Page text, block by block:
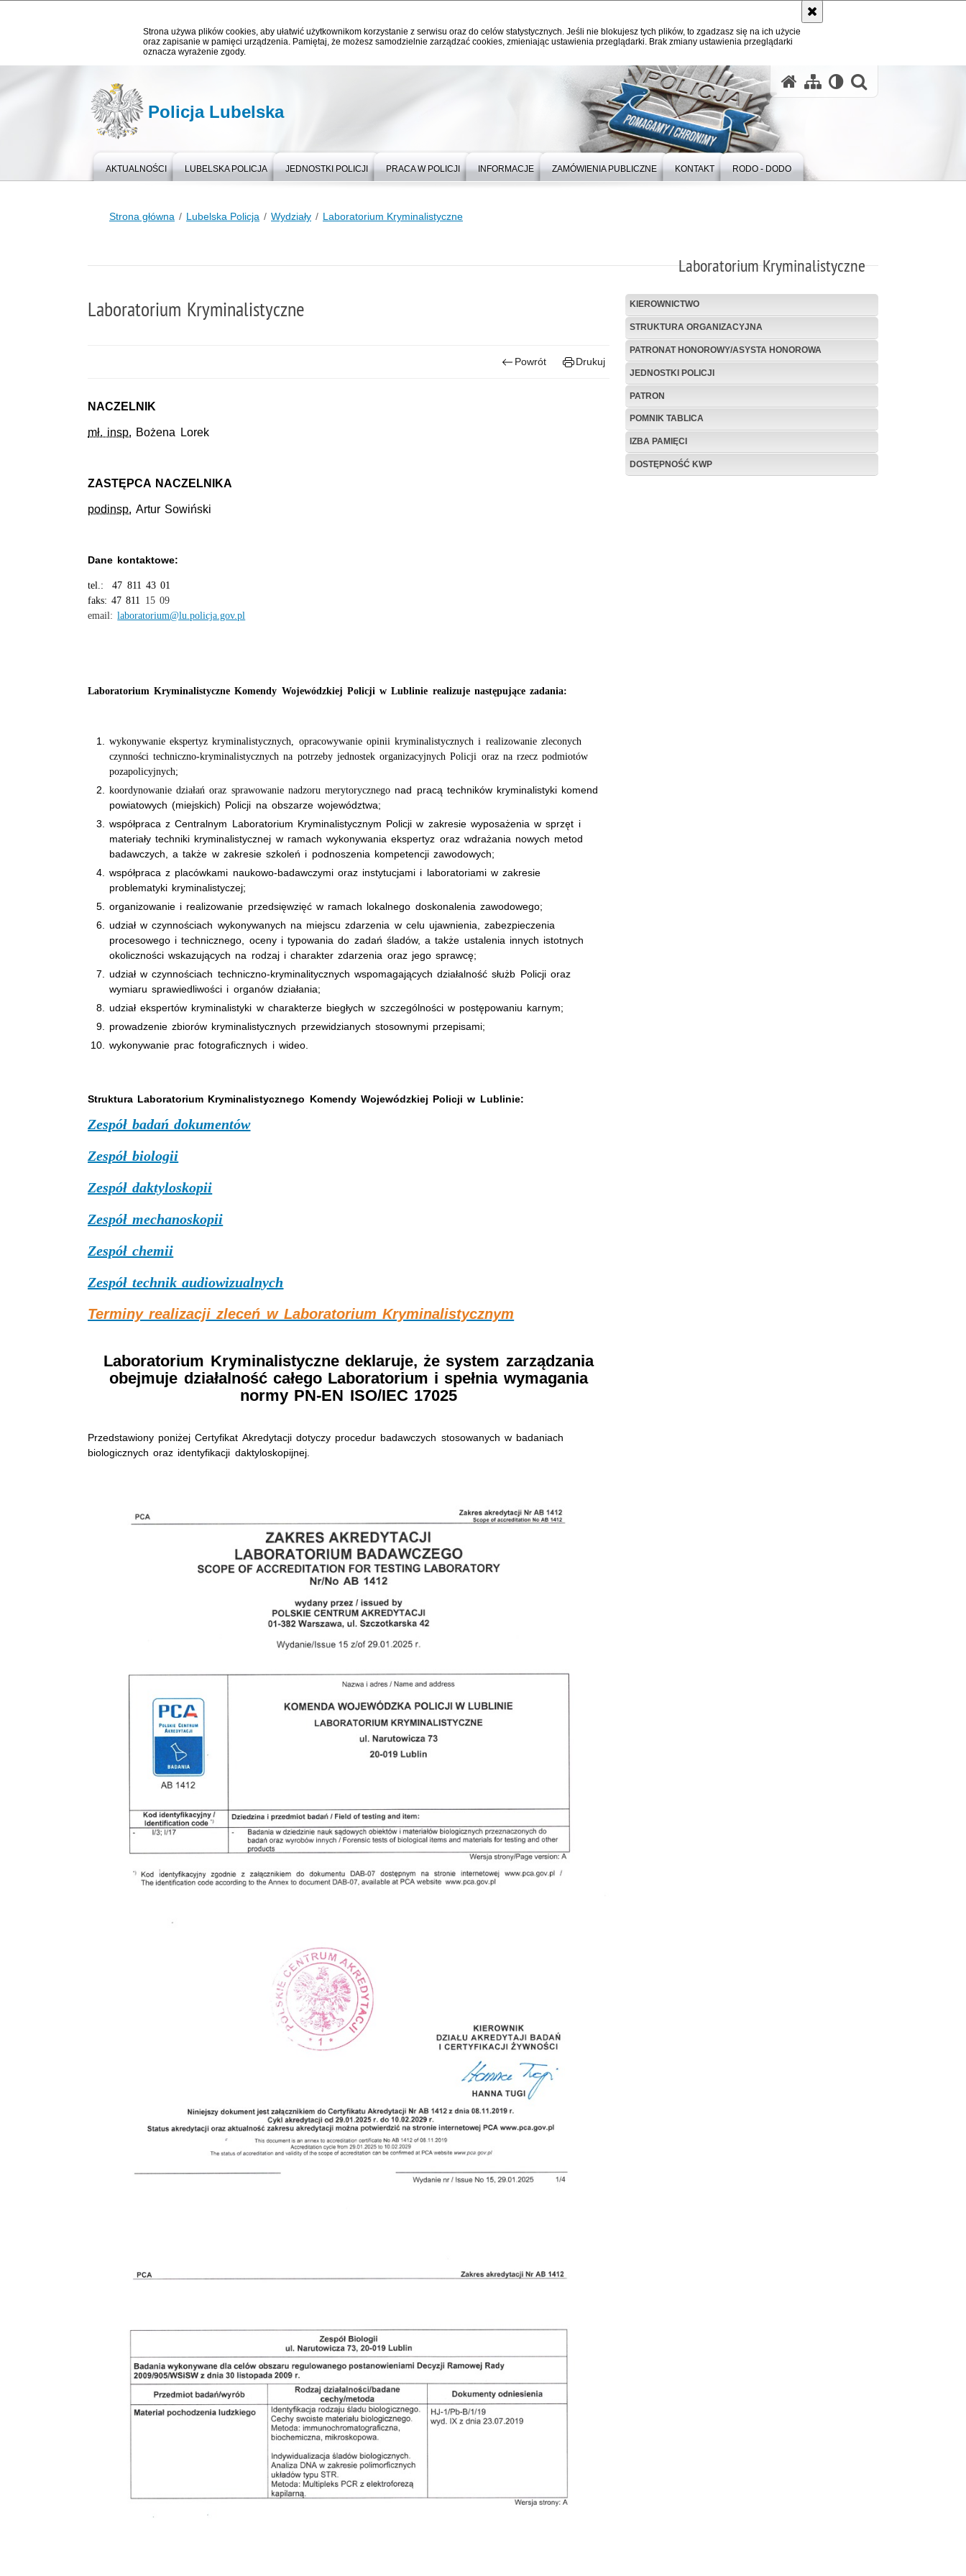
Strona używa plików cookies, aby ułatwić użytkownikom korzystanie z serwisu oraz do celów statystycznych. Jeśli nie blokujesz tych plików, to zgadzasz się na ich użycie
oraz zapisanie w pamięci urządzenia. Pamiętaj, że możesz samodzielnie zarządzać cookies, zmieniając ustawienia przeglądarki. Brak zmiany ustawienia przeglądarki
oznacza wyrażenie zgody.
Policja Lubelska
AKTUALNOŚCI LUBELSKA POLICJA JEDNOSTKI POLICJI PRACA W POLICJI INFORMACJE ZAMÓWIENIA PUBLICZNE KONTAKT RODO - DODO
Strona główna Lubelska Policja Wydziały Laboratorium Kryminalistyczne
Laboratorium Kryminalistyczne
Laboratorium Kryminalistyczne
Powrót Drukuj
NACZELNIK
mł. insp. Bożena Lorek
ZASTĘPCA NACZELNIKA
podinsp. Artur Sowiński
Dane kontaktowe:
tel.: 47 811 43 01
faks: 47 811 15 09
email:laboratorium@lu.policja.gov.pl
Laboratorium Kryminalistyczne Komendy Wojewódzkiej Policji w Lublinie realizuje następujące zadania:
wykonywanie ekspertyz kryminalistycznych, opracowywanie opinii kryminalistycznych i realizowanie zleconych
czynności techniczno-kryminalistycznych na potrzeby jednostek organizacyjnych Policji oraz na rzecz podmiotów
pozapolicyjnych;
koordynowanie działań oraz sprawowanie nadzoru merytorycznego nad pracą techników kryminalistyki komend
powiatowych (miejskich) Policji na obszarze województwa;
współpraca z Centralnym Laboratorium Kryminalistycznym Policji w zakresie wyposażenia w sprzęt i
materiały techniki kryminalistycznej w ramach wykonywania ekspertyz oraz wdrażania nowych metod
badawczych, a także w zakresie szkoleń i podnoszenia kompetencji zawodowych;
współpraca z placówkami naukowo-badawczymi oraz instytucjami i laboratoriami w zakresie
problematyki kryminalistyczej;
organizowanie i realizowanie przedsięwzięć w ramach lokalnego doskonalenia zawodowego;
udział w czynnościach wykonywanych na miejscu zdarzenia w celu ujawnienia, zabezpieczenia
procesowego i technicznego, oceny i typowania do zadań śladów, a także ustalenia innych istotnych
okoliczności wskazujących na rodzaj i charakter zdarzenia oraz jego sprawcę;
udział w czynnościach techniczno-kryminalitycznych wspomagających działalność służb Policji oraz
wymiaru sprawiedliwości i organów działania;
udział ekspertów kryminalistyki w charakterze biegłych w szczególności w postępowaniu karnym;
prowadzenie zbiorów kryminalistycznych przewidzianych stosownymi przepisami;
wykonywanie prac fotograficznych i wideo.
Struktura Laboratorium Kryminalistycznego Komendy Wojewódzkiej Policji w Lublinie:
Zespół badań dokumentów
Zespół biologii
Zespół daktyloskopii
Zespół mechanoskopii
Zespół chemii
Zespół technik audiowizualnych
Terminy realizacji zleceń w Laboratorium Kryminalistycznym
Laboratorium Kryminalistyczne deklaruje, że system zarządzania
obejmuje działalność całego Laboratorium i spełnia wymagania
normy PN-EN ISO/IEC 17025
Przedstawiony poniżej Certyfikat Akredytacji dotyczy procedur badawczych stosowanych w badaniach
biologicznych oraz identyfikacji daktyloskopijnej.
KIEROWNICTWO
STRUKTURA ORGANIZACYJNA
PATRONAT HONOROWY/ASYSTA HONOROWA
JEDNOSTKI POLICJI
PATRON
POMNIK TABLICA
IZBA PAMIĘCI
DOSTĘPNOŚĆ KWP